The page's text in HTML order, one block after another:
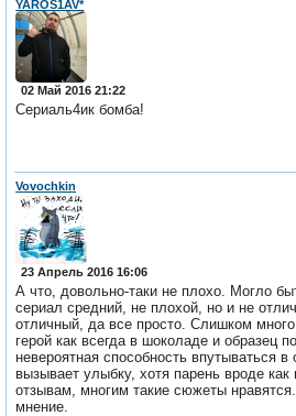
YAROS1AV*
02 Май 2016 21:22
Сериаль4ик бомба!
Vovochkin
23 Апрель 2016 16:06
А что, довольно-таки не плохо. Могло
сериал средний, не плохой, но и не
отличный, да все просто. Слишком
герой как всегда в шоколаде и образец
невероятная способность впутываться
вызывает улыбку, хотя парень вроде
отзывам, многим такие сюжеты
мнение.